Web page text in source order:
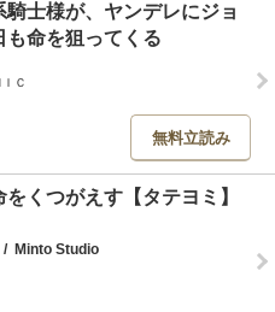
士様が、ヤンデレにジョ
も命を狙ってくる
Ｃ
無料立読み
くつがえす【タテヨミ】
/ Minto Studio